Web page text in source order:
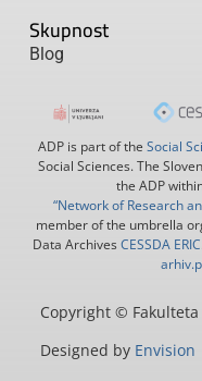
Skupnost
Blog
Copyright ©
Designed by Envision
ADP is part of the Social
Social Sciences. The
the ADP
“Network of Research
member of the umbrella
Data Archives CESSDA ERIC